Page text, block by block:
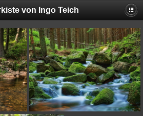
von Ingo Teich